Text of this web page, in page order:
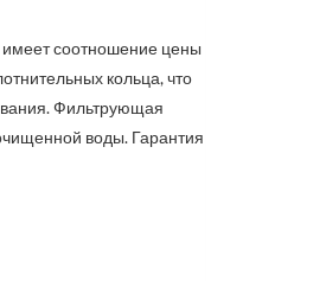
имеет соотношение цены
кольца, что
Фильтрующая
воды. Гарантия